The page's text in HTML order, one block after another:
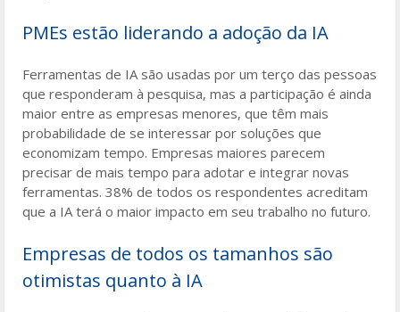
PMEs estão liderando a adoção da IA
Ferramentas de IA são usadas por um terço das pessoas
que responderam à pesquisa, mas a participação é ainda
maior entre as empresas menores, que têm mais
probabilidade de se interessar por soluções que
economizam tempo. Empresas maiores parecem
precisar de mais tempo para adotar e integrar novas
ferramentas. 38% de todos os respondentes acreditam
que a IA terá o maior impacto em seu trabalho no futuro.
Empresas de todos os tamanhos são
otimistas quanto à IA